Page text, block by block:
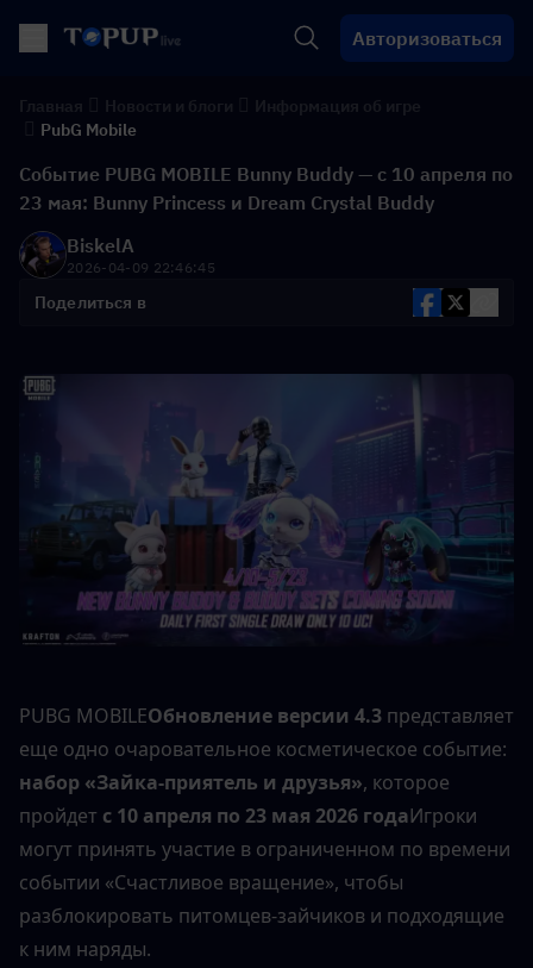
Авторизоваться
PubG Mobile
Событие PUBG MOBILE Bunny Buddy — с 10 апреля по
23 мая: Bunny Princess и Dream Crystal Buddy
BiskelA
2026-04-09 22:46:45
Поделиться в
PUBG MOBILEОбновление версии 4.3 представляет
набор «Зайка-приятель и друзья», которое
пройдет с 10 апреля по 23 мая 2026 годаИгроки
могут принять участие в ограниченном по времени
событии «Счастливое вращение», чтобы
разблокировать питомцев-зайчиков и подходящие
к ним наряды.